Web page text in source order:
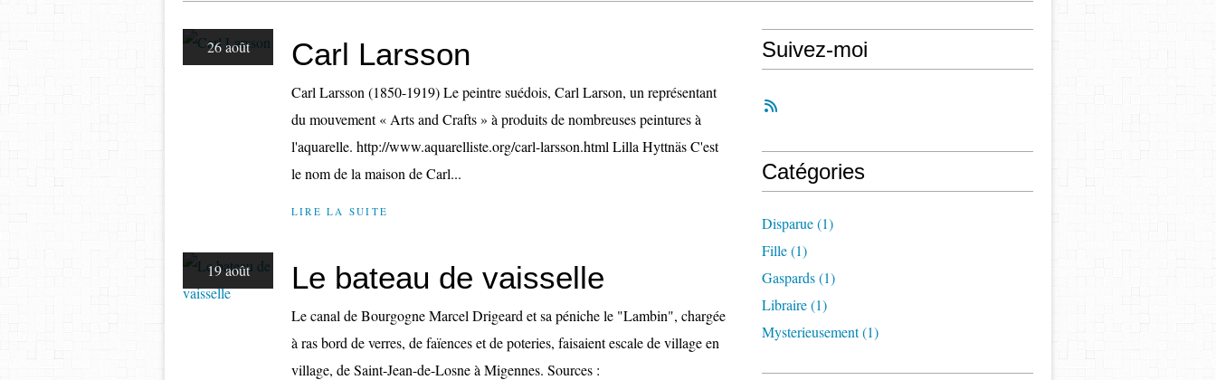
26 août Carl Larsson
Carl Larsson (1850-1919) Le peintre suédois, Carl Larson, un représentant
du mouvement « Arts and Crafts » à produits de nombreuses peintures à
l'aquarelle. http://www.aquarelliste.org/carl-larsson.html Lilla Hyttnäs C'est
le nom de la maison de Carl...
LIRE LA SUITE
19 août Le bateau de vaisselle
Le canal de Bourgogne Marcel Drigeard et sa péniche le "Lambin", chargée
à ras bord de verres, de faïences et de poteries, faisaient escale de village en
village, de Saint-Jean-de-Losne à Migennes. Sources :
Suivez-moi
Catégories
Disparue(1)
Fille(1)
Gaspards(1)
Libraire(1)
Mysterieusement(1)